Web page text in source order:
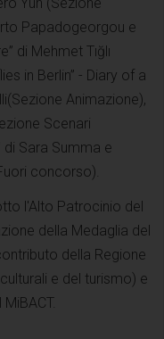
Papadogeorgou e
di Mehmet Tığlı
in Berlin” - Diary of a
Animazione),
Scenari
di Sara Summa e
concorso).
l'Alto Patrocinio del
della Medaglia del
della Regione
e del turismo) e